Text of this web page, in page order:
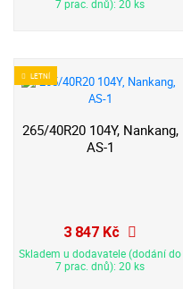
7 prac. dnů): 20 ks
LETNÍ
265/40R20 104Y, Nankang,
AS-1
3 847 Kč
Skladem u dodavatele (dodání do
7 prac. dnů): 20 ks